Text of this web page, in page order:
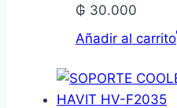
₲ 30.000
Añadir al carrito